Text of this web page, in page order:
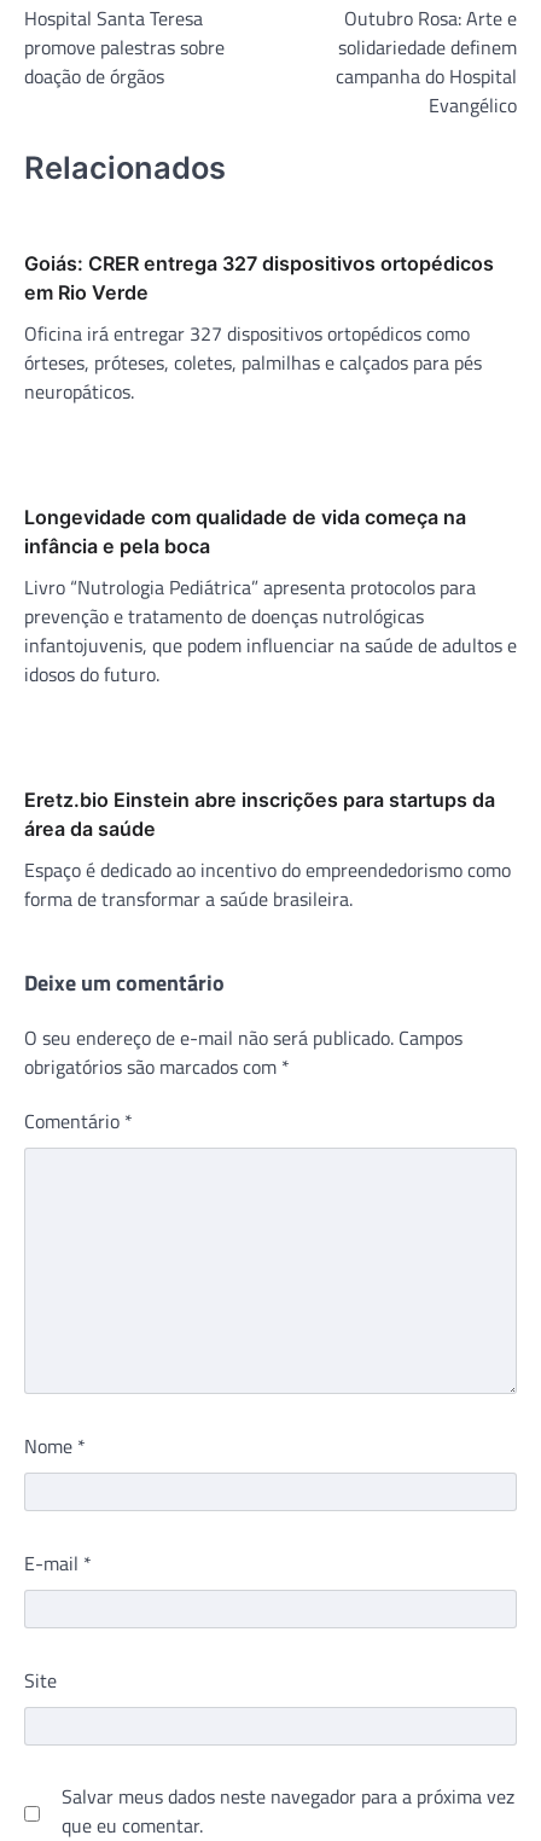
de
Post
Hospital Santa Teresa
promove palestras sobre
doação de órgãos
Outubro Rosa: Arte e
solidariedade definem
campanha do Hospital
Evangélico
Relacionados
Goiás: CRER entrega 327 dispositivos ortopédicos
em Rio Verde
Oficina irá entregar 327 dispositivos ortopédicos como
órteses, próteses, coletes, palmilhas e calçados para pés
neuropáticos.
Longevidade com qualidade de vida começa na
infância e pela boca
Livro “Nutrologia Pediátrica” apresenta protocolos para
prevenção e tratamento de doenças nutrológicas
infantojuvenis, que podem influenciar na saúde de adultos e
idosos do futuro.
Eretz.bio Einstein abre inscrições para startups da
área da saúde
Espaço é dedicado ao incentivo do empreendedorismo como
forma de transformar a saúde brasileira.
Deixe um comentário
O seu endereço de e-mail não será publicado. Campos
obrigatórios são marcados com *
Comentário *
Nome *
E-mail *
Site
Salvar meus dados neste navegador para a próxima vez
que eu comentar.